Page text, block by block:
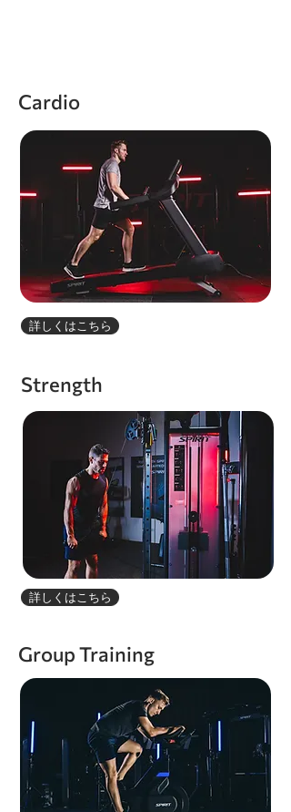
Cardio
詳しくはこちら
Strength
詳しくはこちら
Group Training